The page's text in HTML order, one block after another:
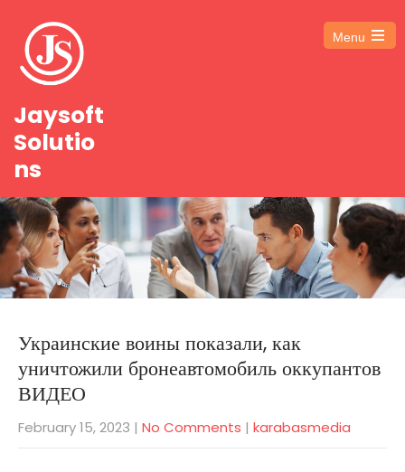
Jaysoft
Solutio
ns
Menu
Open
Украинские воины показали, как
уничтожили бронеавтомобиль оккупантов
ВИДЕО
February 15, 2023 | No Comments | karabasmedia